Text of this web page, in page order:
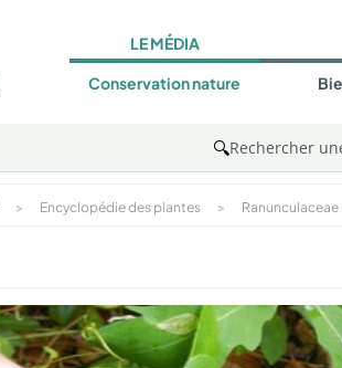
LE MÉDIA
Conservation nature
🔍Rechercher
> Encyclopédie des plantes > Ranunculaceae